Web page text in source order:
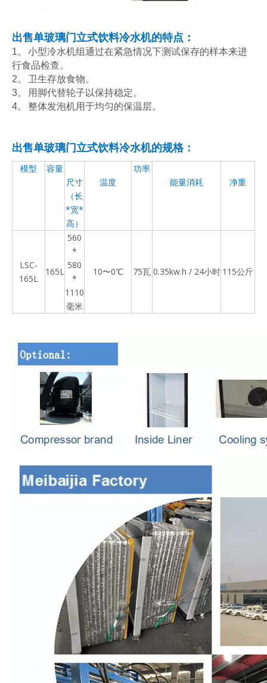
出售单玻璃门立式饮料冷水机的特点：
1。
小型冷水机组通过在紧急情况下测试保存的样本来进
行食品检查。
2。
卫生存放食物。
3。
用脚代替轮子以保持稳定。
4。
整体发泡机用于均匀的保温层。
出售单玻璃门立式饮料冷水机的规格：
模型
容量
尺寸
（长
*宽*
高）
温度
功率
能量消耗
净重
LSC-
165L
165L
560
*
580
*
1110
毫米
10〜0℃ 75瓦 0.35kw.h / 24小时 115公斤